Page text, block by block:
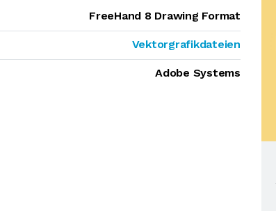
FreeHand 8 Drawing Format
Vektorgrafikdateien
Adobe Systems